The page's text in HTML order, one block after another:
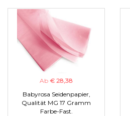
Ab € 28,38
Babyrosa Seidenpapier,
Qualität MG 17 Gramm
Farbe-Fast.